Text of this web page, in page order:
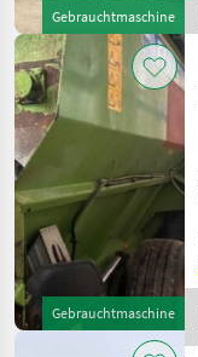
Gebrauchtmaschine
Gebrauchtmaschine